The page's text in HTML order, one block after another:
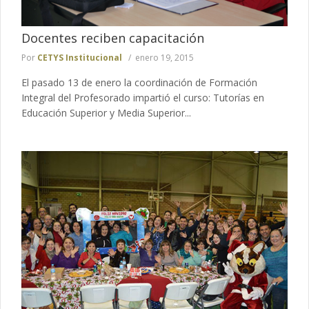
Docentes reciben capacitación
Por CETYS Institucional enero 19, 2015
El pasado 13 de enero la coordinación de Formación
Integral del Profesorado impartió el curso: Tutorías en
Educación Superior y Media Superior...